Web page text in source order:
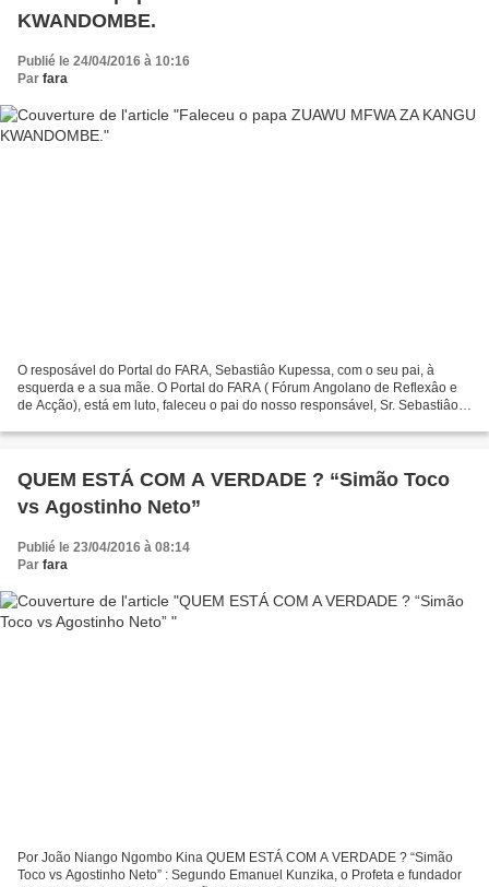
KWANDOMBE.
Publié le 24/04/2016 à 10:16
Par fara
O resposável do Portal do FARA, Sebastiâo Kupessa, com o seu pai, à
esquerda e a sua mãe. O Portal do FARA ( Fórum Angolano de Reflexâo e
de Acção), está em luto, faleceu o pai do nosso responsável, Sr. Sebastiâo
QUEM ESTÁ COM A VERDADE ? “Simão Toco
vs Agostinho Neto”
Publié le 23/04/2016 à 08:14
Par fara
Por João Niango Ngombo Kina QUEM ESTÁ COM A VERDADE ? “Simão
Toco vs Agostinho Neto” : Segundo Emanuel Kunzika, o Profeta e fundador